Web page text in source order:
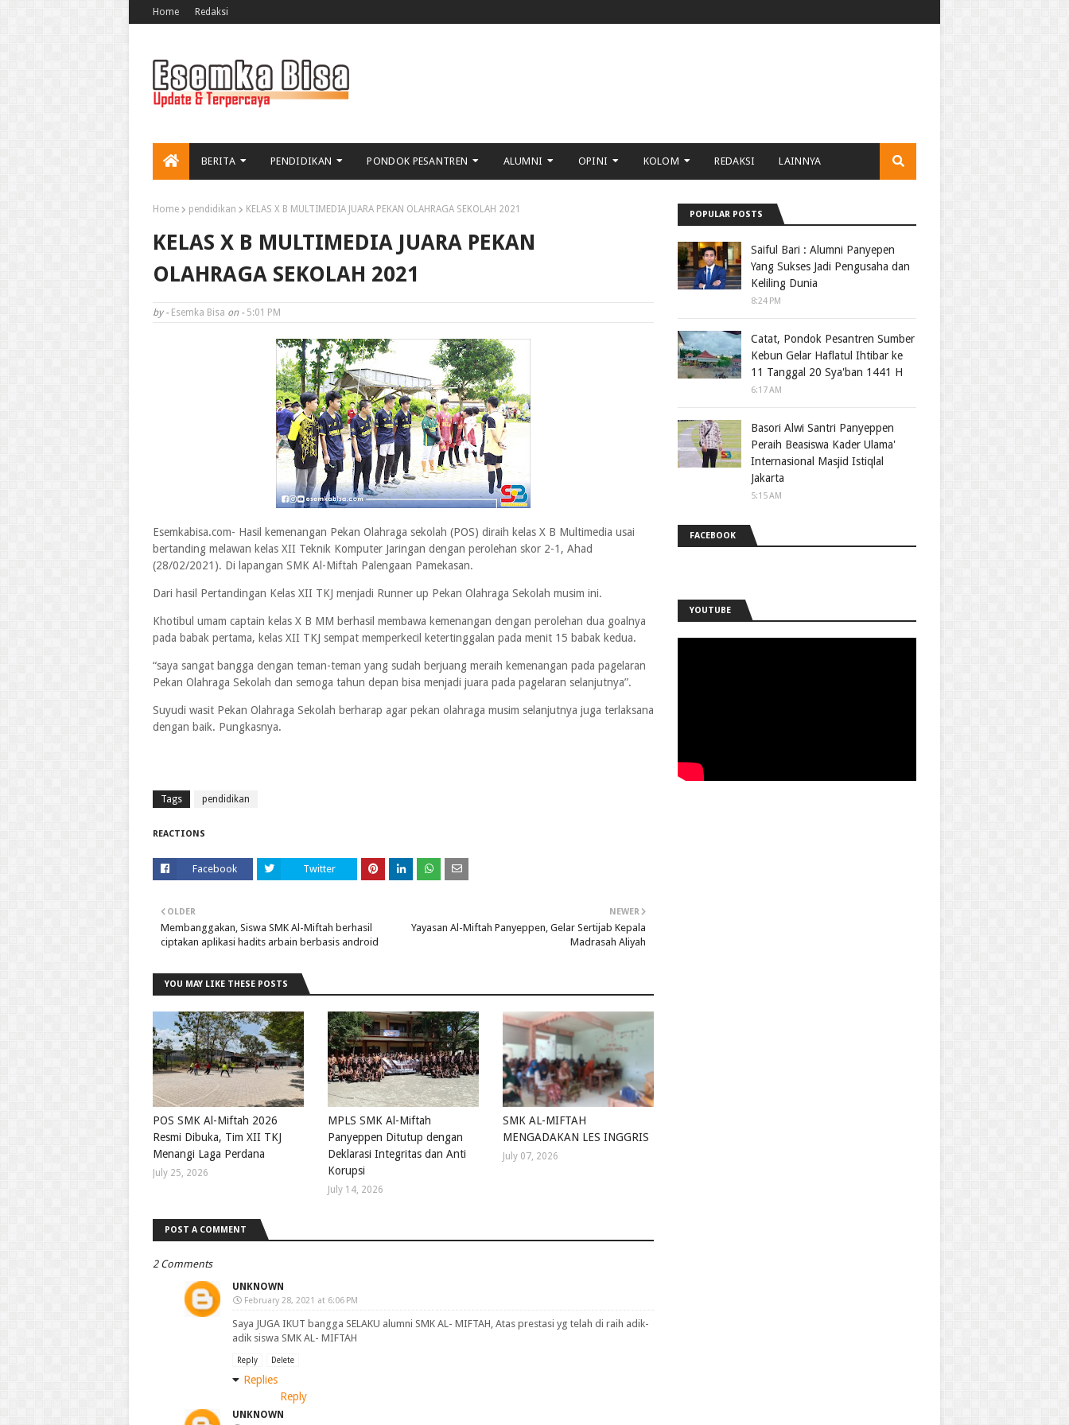
Home Redaksi
BERITA PENDIDIKAN PONDOK PESANTREN ALUMNI OPINI KOLOM REDAKSI LAINNYA
Home pendidikan KELAS X B MULTIMEDIA JUARA PEKAN OLAHRAGA SEKOLAH 2021
KELAS X B MULTIMEDIA JUARA PEKAN
OLAHRAGA SEKOLAH 2021
by - Esemka Bisa on - 5:01 PM
Esemkabisa.com- Hasil kemenangan Pekan Olahraga sekolah (POS) diraih kelas X B Multimedia usai
bertanding melawan kelas XII Teknik Komputer Jaringan dengan perolehan skor 2-1, Ahad
(28/02/2021). Di lapangan SMK Al-Miftah Palengaan Pamekasan.
Dari hasil Pertandingan Kelas XII TKJ menjadi Runner up Pekan Olahraga Sekolah musim ini.
Khotibul umam captain kelas X B MM berhasil membawa kemenangan dengan perolehan dua goalnya
pada babak pertama, kelas XII TKJ sempat memperkecil ketertinggalan pada menit 15 babak kedua.
“saya sangat bangga dengan teman-teman yang sudah berjuang meraih kemenangan pada pagelaran
Pekan Olahraga Sekolah dan semoga tahun depan bisa menjadi juara pada pagelaran selanjutnya”.
Suyudi wasit Pekan Olahraga Sekolah berharap agar pekan olahraga musim selanjutnya juga terlaksana
dengan baik. Pungkasnya.
Tags pendidikan
REACTIONS
Facebook Twitter
NEWER
Yayasan Al-Miftah Panyeppen, Gelar Sertijab Kepala
Madrasah Aliyah
OLDER
Membanggakan, Siswa SMK Al-Miftah berhasil
ciptakan aplikasi hadits arbain berbasis android
YOU MAY LIKE THESE POSTS
POS SMK Al-Miftah 2026
Resmi Dibuka, Tim XII TKJ
Menangi Laga Perdana
July 25, 2026
MPLS SMK Al-Miftah
Panyeppen Ditutup dengan
Deklarasi Integritas dan Anti
Korupsi
July 14, 2026
SMK AL-MIFTAH
MENGADAKAN LES INGGRIS
July 07, 2026
POST A COMMENT
2 Comments
UNKNOWN
February 28, 2021 at 6:06 PM
Saya JUGA IKUT bangga SELAKU alumni SMK AL- MIFTAH, Atas prestasi yg telah di raih adik-
adik siswa SMK AL- MIFTAH
Reply Delete
Replies
Reply
UNKNOWN
POPULAR POSTS
Saiful Bari : Alumni Panyepen
Yang Sukses Jadi Pengusaha dan
Keliling Dunia
8:24 PM
Catat, Pondok Pesantren Sumber
Kebun Gelar Haflatul Ihtibar ke
11 Tanggal 20 Sya'ban 1441 H
6:17 AM
Basori Alwi Santri Panyeppen
Peraih Beasiswa Kader Ulama'
Internasional Masjid Istiqlal
Jakarta
5:15 AM
FACEBOOK
YOUTUBE